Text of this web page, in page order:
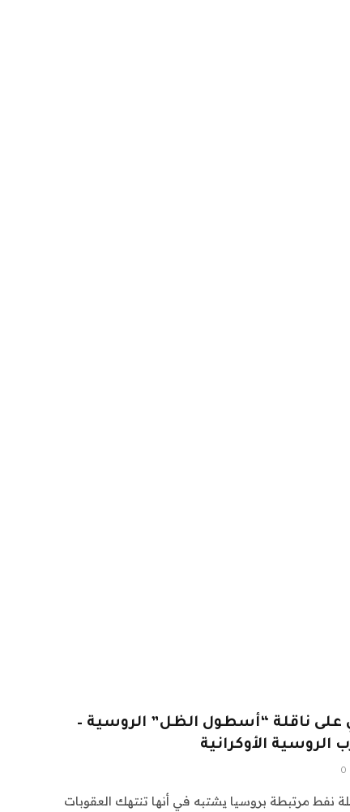
على ناقلة “أسطول الظل” الروسية –
الروسية الأوكرانية
0
نفط مرتبطة بروسيا يشتبه في أنها تنتهك العقوبات